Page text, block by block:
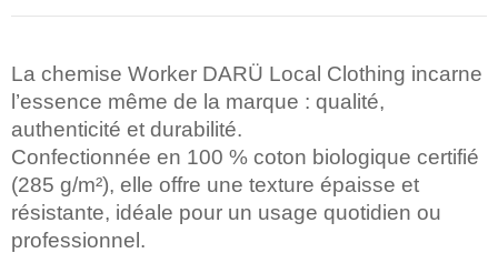
La chemise Worker DARÜ Local Clothing incarne
l’essence même de la marque : qualité,
authenticité et durabilité.
Confectionnée en 100 % coton biologique certifié
(285 g/m²), elle offre une texture épaisse et
résistante, idéale pour un usage quotidien ou
professionnel.